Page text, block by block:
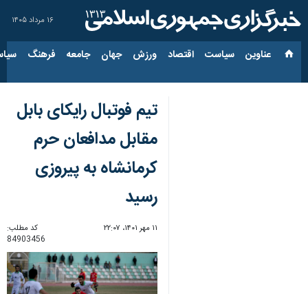
۱۶ مرداد ۱۴۰۵
عناوین‌ سیاست اقتصاد ورزش جهان جامعه فرهنگ
تیم فوتبال رایکای بابل
مقابل مدافعان حرم
کرمانشاه به پیروزی
رسید
۱۱ مهر ۱۴۰۱، ۲۲:۰۷
کد مطلب:
84903456